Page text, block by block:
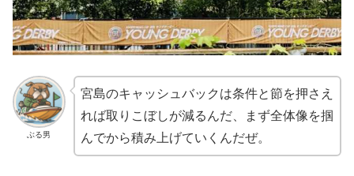
ぶる男
宮島のキャッシュバックは条件と節を押さえ
れば取りこぼしが減るんだ、まず全体像を掴
んでから積み上げていくんだぜ。